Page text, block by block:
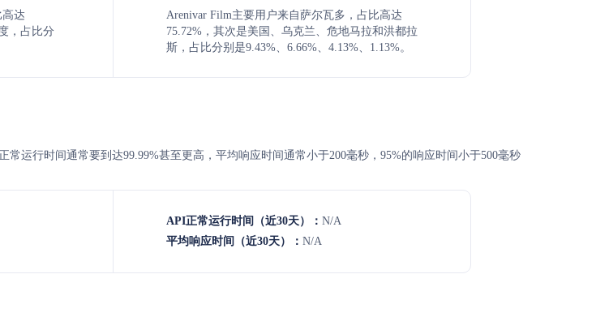
达
，占比分
Arenivar Film主要用户来自萨尔瓦多，占比高达
75.72%，其次是美国、乌克兰、危地马拉和洪都拉
斯，占比分别是9.43%、6.66%、4.13%、1.13%。
常运行时间通常要到达99.99%甚至更高，平均响应时间通常小于200毫秒，95%的响应时间小于500毫秒
API正常运行时间（近30天）： N/A
平均响应时间（近30天）： N/A